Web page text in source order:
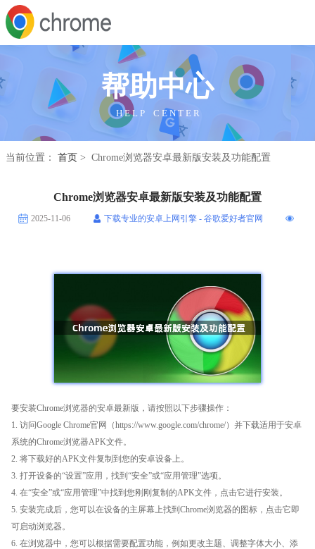
帮助中心
H E L P C E N T E R
当前位置： 首页 > Chrome浏览器安卓最新版安装及功能配置
Chrome浏览器安卓最新版安装及功能配置
2025-11-06 下载专业的安卓上网引擎 - 谷歌爱好者官网
要安装Chrome浏览器的安卓最新版，请按照以下步骤操作：
1. 访问Google Chrome官网（https://www.google.com/chrome/）并下载适用于安卓
系统的Chrome浏览器APK文件。
2. 将下载好的APK文件复制到您的安卓设备上。
3. 打开设备的“设置”应用，找到“安全”或“应用管理”选项。
4. 在“安全”或“应用管理”中找到您刚刚复制的APK文件，点击它进行安装。
5. 安装完成后，您可以在设备的主屏幕上找到Chrome浏览器的图标，点击它即
可启动浏览器。
6. 在浏览器中，您可以根据需要配置功能，例如更改主题、调整字体大小、添